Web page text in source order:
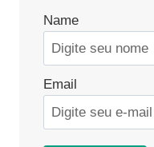
Name
Email